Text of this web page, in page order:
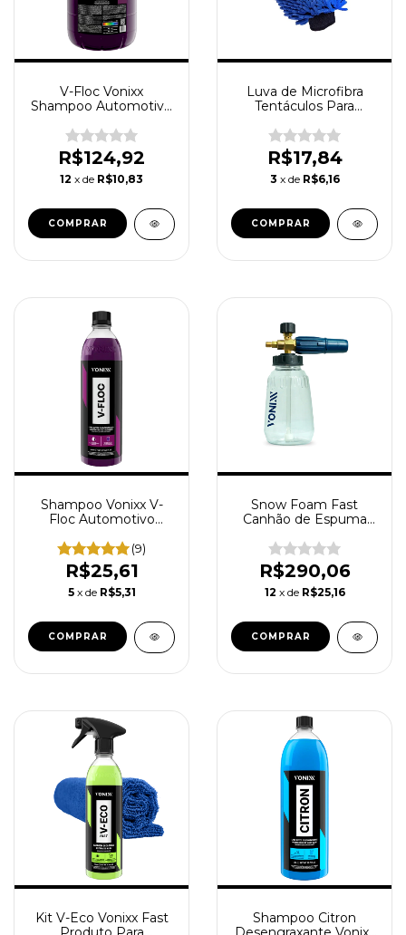
V-Floc Vonixx
Shampoo Automotivo
Lava Autos 5L
R$124,92
12 x de R$10,83
Luva de Microfibra
Tentáculos Para
JS 90GSM
R$17,84
3 x de R$6,16
Shampoo Vonixx V-
Floc Automotivo
Lava Auto 500ml
(9)
R$25,61
5 x de R$5,31
Snow Foam Fast
Canhão de Espuma
Lavadora Alta Pressão
Vonixx 1L
R$290,06
12 x de R$25,16
Kit V-Eco Vonixx Fast
Shampoo Citron